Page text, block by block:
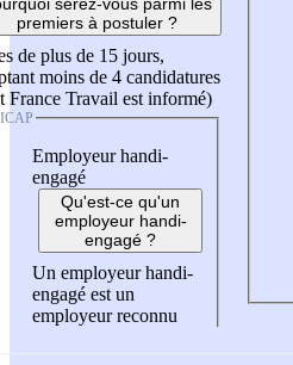
premiers à postuler ?
de plus de 15 jours,
moins de 4 candidatures
France Travail est informé)
Employeur handi-
engagé
Qu'est-ce qu'un
employeur handi-
engagé ?
Un employeur handi-
engagé est un
employeur reconnu